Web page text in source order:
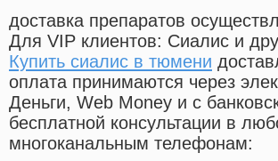
доставка препаратов
Для VIP клиентов: Сиалис и
Купить сиалис в тюмени
оплата принимаются через
Деньги, Web Money и с
бесплатной консультации в
многоканальным телефонам: